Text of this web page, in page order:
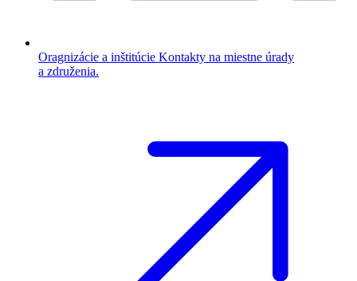
Oragnizácie a inštitúcie Kontakty na miestne úrady
a združenia.